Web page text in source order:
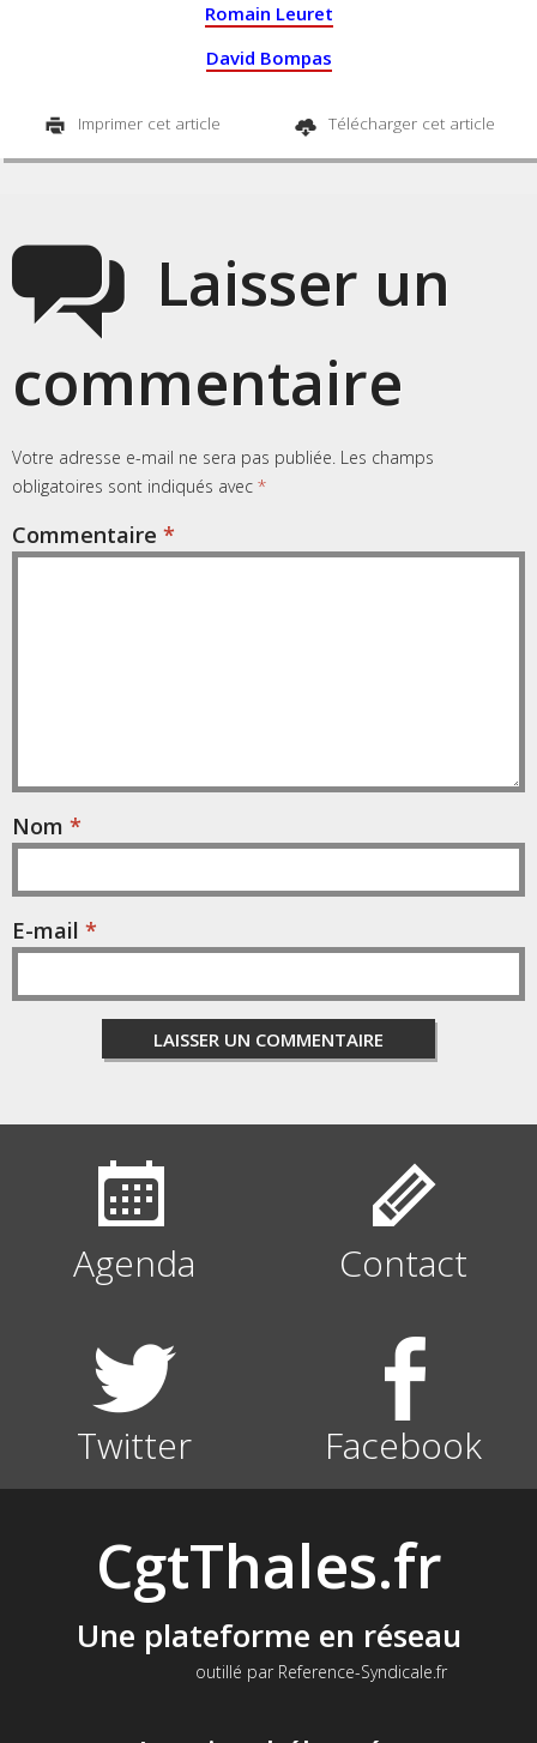
Romain Leuret
David Bompas
Imprimer cet article Télécharger cet article
Laisser un
commentaire
Votre adresse e-mail ne sera pas publiée. Les champs
obligatoires sont indiqués avec *
Commentaire *
Nom *
E-mail *
Agenda Contact
Twitter Facebook
CgtThales.fr
Une plateforme en réseau
outillé par Reference-Syndicale.fr